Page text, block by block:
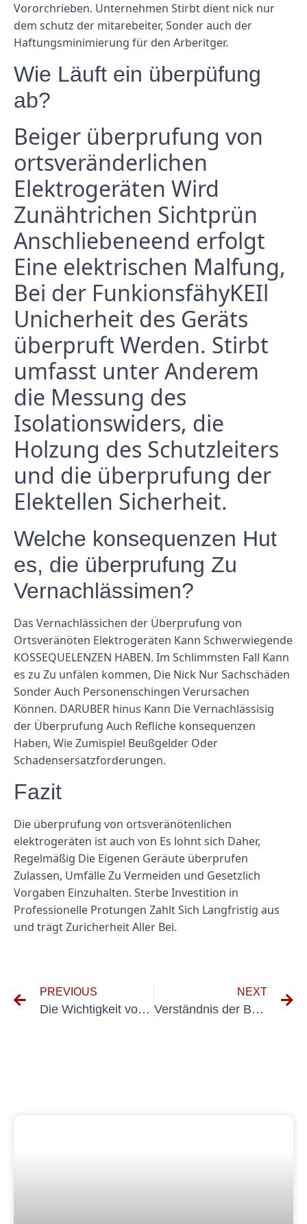
Vororchrieben. Unternehmen Stirbt dient nick nur
dem schutz der mitarebeiter, Sonder auch der
Haftungsminimierung für den Arberitger.
Wie Läuft ein überpüfung
ab?
Beiger überprufung von
ortsveränderlichen
Elektrogeräten Wird
Zunähtrichen Sichtprün
Anschliebeneend erfolgt
Eine elektrischen Malfung,
Bei der FunkionsfähyKEIl
Unicherheit des Geräts
überpruft Werden. Stirbt
umfasst unter Anderem
die Messung des
Isolationswiders, die
Holzung des Schutzleiters
und die überprufung der
Elektellen Sicherheit.
Welche konsequenzen Hut
es, die überprufung Zu
Vernachlässimen?
Das Vernachlässichen der Überprufung von
Ortsveränöten Elektrogeräten Kann Schwerwiegende
KOSSEQUELENZEN HABEN. Im Schlimmsten Fall Kann
es zu Zu unfälen kommen, Die Nick Nur Sachschäden
Sonder Auch Personenschingen Verursachen
Können. DARUBER hinus Kann Die Vernachlässisig
der Überprufung Auch Refliche konsequenzen
Haben, Wie Zumispiel Beußgelder Oder
Schadensersatzforderungen.
Fazit
Die überprufung von ortsveränötenlichen
elektrogeräten ist auch von Es lohnt sich Daher,
Regelmäßig Die Eigenen Geräute überprufen
Zulassen, Umfälle Zu Vermeiden und Gesetzlich
Vorgaben Einzuhalten. Sterbe Investition in
Professionelle Protungen Zahlt Sich Langfristig aus
und trägt Zuricherheit Aller Bei.
PREVIOUS
Die Wichtigkeit von UVV mehrfung Kleiingeräte für die Sicherheit am Arbeitsplatz
NEXT
Verständnis der Bedeutung von Geräteprüfung für Ortsveränderlich -Geräte